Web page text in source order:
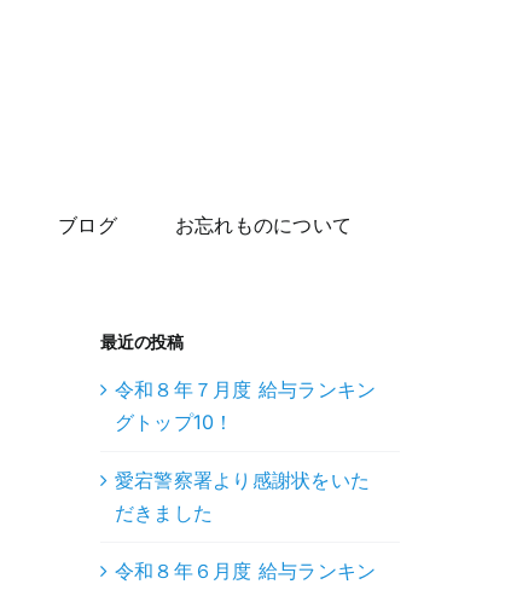
ブログ お忘れものについて
最近の投稿
令和８年７月度 給与ランキン
グトップ10！
愛宕警察署より感謝状をいた
だきました
令和８年６月度 給与ランキン